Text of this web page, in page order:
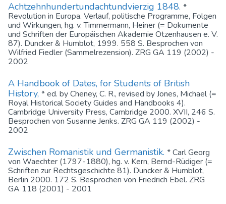
Achtzehnhundertundachtundvierzig 1848. *
Revolution in Europa. Verlauf, politische Programme, Folgen
und Wirkungen, hg. v. Timmermann, Heiner (= Dokumente
und Schriften der Europäischen Akademie Otzenhausen e. V.
87). Duncker & Humblot, 1999. 558 S. Besprochen von
Wilfried Fiedler (Sammelrezension). ZRG GA 119 (2002) -
2002
A Handbook of Dates, for Students of British
History, * ed. by Cheney, C. R., revised by Jones, Michael (=
Royal Historical Society Guides and Handbooks 4).
Cambridge University Press, Cambridge 2000. XVII, 246 S.
Besprochen von Susanne Jenks. ZRG GA 119 (2002) -
2002
Zwischen Romanistik und Germanistik. * Carl Georg
von Waechter (1797-1880), hg. v. Kern, Bernd-Rüdiger (=
Schriften zur Rechtsgeschichte 81). Duncker & Humblot,
Berlin 2000. 172 S. Besprochen von Friedrich Ebel. ZRG
GA 118 (2001) - 2001